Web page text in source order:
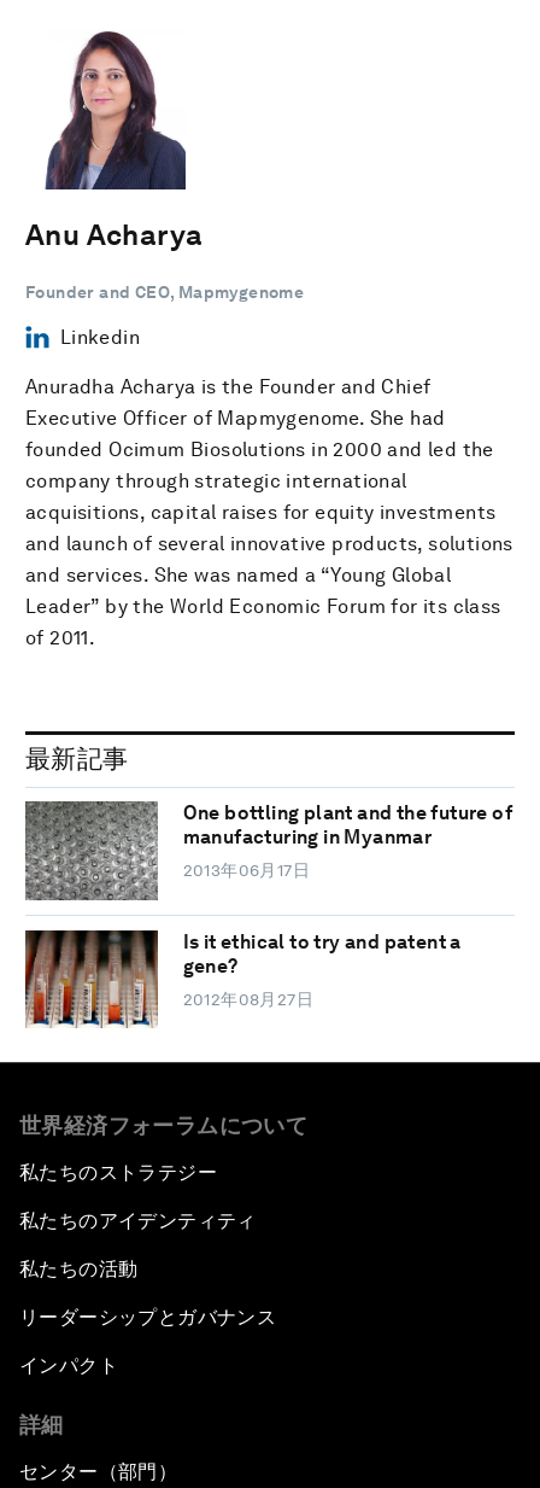
Anu Acharya
Founder and CEO, Mapmygenome
Linkedin
Anuradha Acharya is the Founder and Chief
Executive Officer of Mapmygenome. She had
founded Ocimum Biosolutions in 2000 and led the
company through strategic international
acquisitions, capital raises for equity investments
and launch of several innovative products, solutions
and services. She was named a “Young Global
Leader” by the World Economic Forum for its class
of 2011.
最新記事
One bottling plant and the future of
manufacturing in Myanmar
2013年06月17日
Is it ethical to try and patent a
gene?
2012年08月27日
世界経済フォーラムについて
私たちのストラテジー
私たちのアイデンティティ
私たちの活動
リーダーシップとガバナンス
インパクト
詳細
センター（部門）